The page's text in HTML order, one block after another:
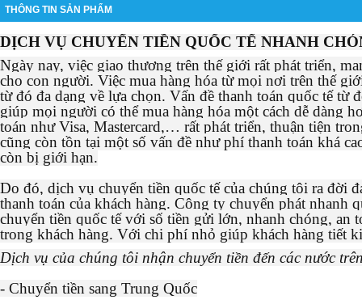
THÔNG TIN SẢN PHẨM
DỊCH VỤ CHUYỂN TIỀN QUỐC TẾ NHANH
Ngày nay, việc giao thương trên thế giới rất phát triển,
cho con người. Việc mua hàng hóa từ mọi nơi trên thế
từ đó đa dạng về lựa chọn. Vấn đề thanh toán quốc tế từ
giúp mọi người có thể mua hàng hóa một cách dễ dàng
toán như Visa, Mastercard,… rất phát triển, thuận tiện
cũng còn tồn tại một số vấn đề như phí thanh toán khá
còn bị giới hạn.
Do đó, dịch vụ chuyển tiền quốc tế của chúng tôi ra đời
thanh toán của khách hàng. Công ty chuyển phát nhanh
chuyển tiền quốc tế với số tiền gửi lớn, nhanh chóng, an
trong khách hàng. Với chi phí nhỏ giúp khách hàng tiết
Dịch vụ của chúng tôi nhận chuyển tiền đến các nước
- Chuyển tiền sang Trung Quốc